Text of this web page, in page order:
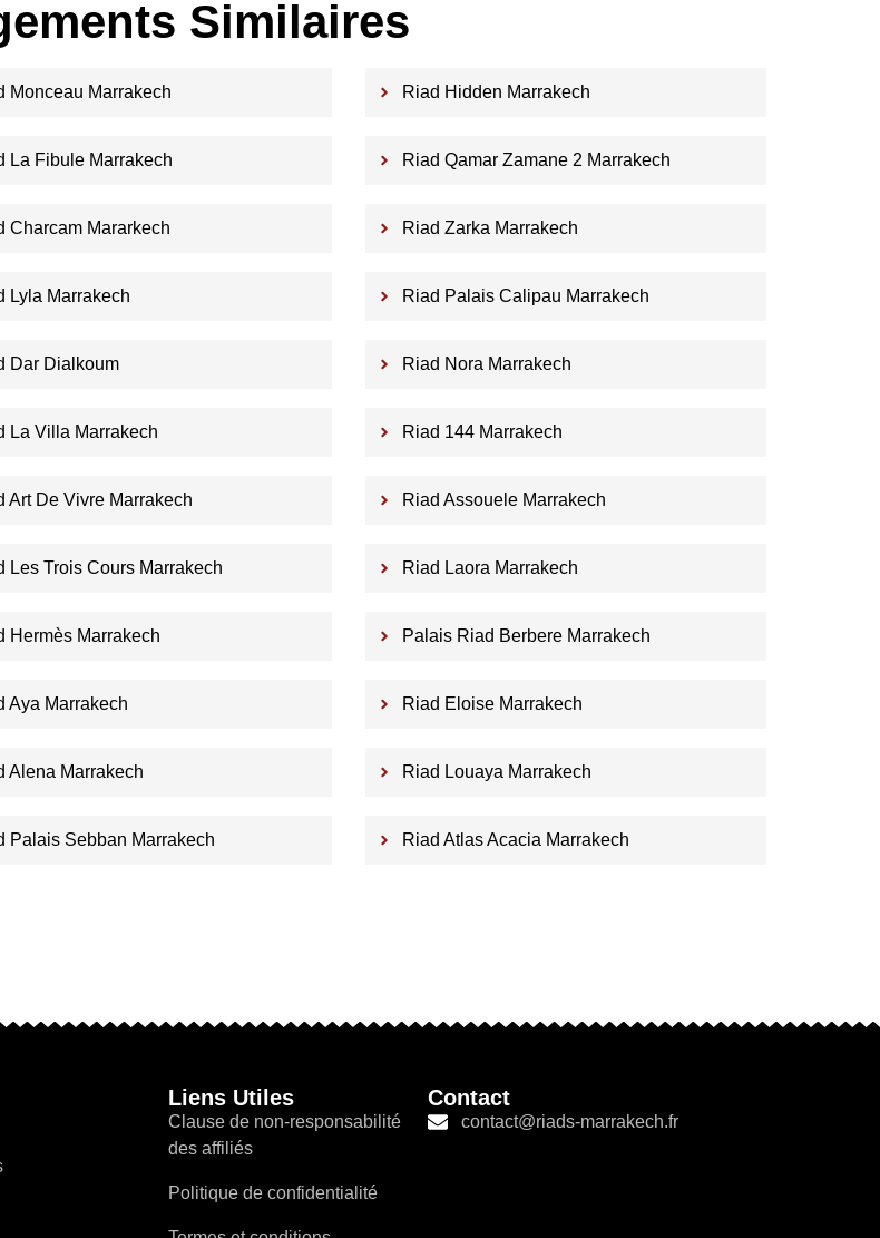
Similaires
Monceau Marrakech Riad Hidden Marrakech
La Fibule Marrakech Riad Qamar Zamane 2 Marrakech
Charcam Mararkech Riad Zarka Marrakech
Lyla Marrakech Riad Palais Calipau Marrakech
Dar Dialkoum Riad Nora Marrakech
La Villa Marrakech Riad 144 Marrakech
Art De Vivre Marrakech Riad Assouele Marrakech
Les Trois Cours Marrakech Riad Laora Marrakech
Hermès Marrakech Palais Riad Berbere Marrakech
Aya Marrakech Riad Eloise Marrakech
Alena Marrakech Riad Louaya Marrakech
Palais Sebban Marrakech Riad Atlas Acacia Marrakech
Liens Utiles
Clause de non-responsabilité
des affiliés
Politique de confidentialité
Contact
contact@riads-marrakech.fr